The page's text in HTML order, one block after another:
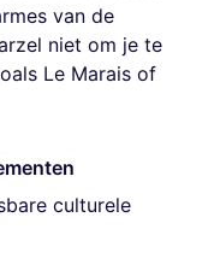
van de
niet om je te
Le Marais of
culturele